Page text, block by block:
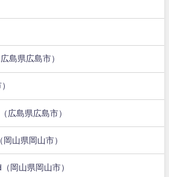
島県広島市）
広島県広島市）
山県岡山市）
岡山県岡山市）